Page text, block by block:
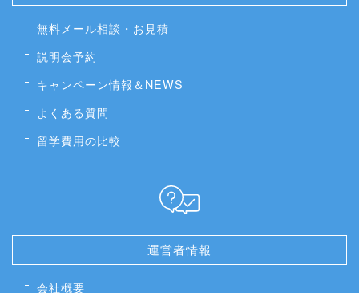
無料メール相談・お見積
説明会予約
キャンペーン情報＆NEWS
よくある質問
留学費用の比較
運営者情報
会社概要